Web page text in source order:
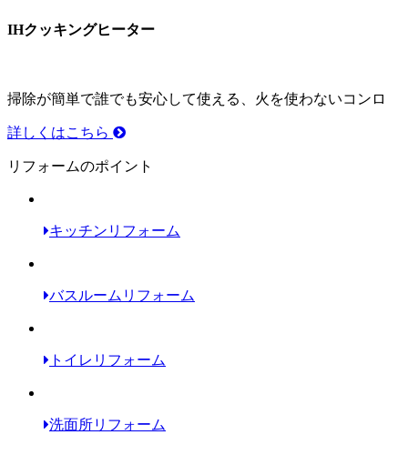
IHクッキングヒーター
掃除が簡単で誰でも安心して使える、火を使わないコンロ
詳しくはこちら
リフォームのポイント
キッチンリフォーム
バスルームリフォーム
トイレリフォーム
洗面所リフォーム